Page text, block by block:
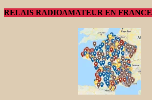
RELAIS RADIOAMATEUR EN FRANCE